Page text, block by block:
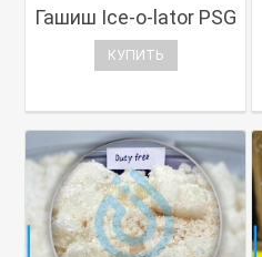
Гашиш Ice-o-lator PSG
КУПИТЬ